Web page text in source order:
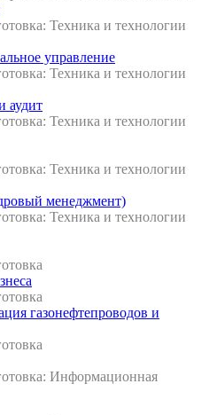
Техника и технологии
управление
Техника и технологии
аудит
Техника и технологии
Техника и технологии
менеджмент)
Техника и технологии
газонефтепроводов и
Информационная